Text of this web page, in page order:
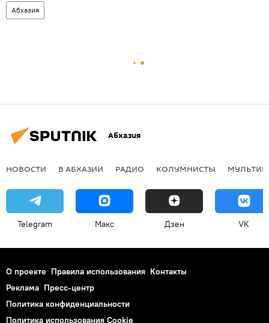
Абхазия
Абхазия
НОВОСТИ В АБХАЗИИ РАДИО КОЛУМНИСТЫ
Telegram Макс Дзен VK
О проекте Правила использования Контакты
Реклама Пресс-центр
Политика конфиденциальности
Политика использования Cookie